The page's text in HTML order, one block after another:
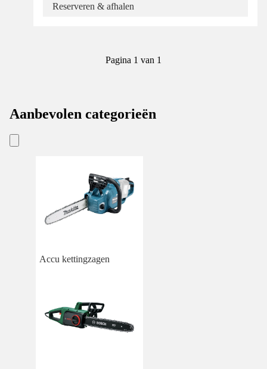
Reserveren & afhalen
Pagina 1 van 1
Aanbevolen categorieën
Accu kettingzagen